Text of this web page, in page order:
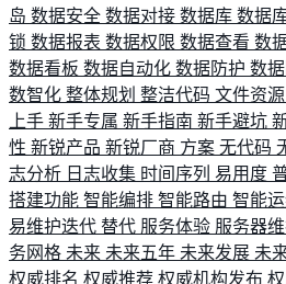
岛 数据安全 数据对接 数据库 数据
锁 数据报表 数据权限 数据查看 数
数据看板 数据自动化 数据防护 数
数智化 整体规划 整洁代码 文件资源
上手 新手专属 新手指南 新手避坑
性 新锐产品 新锐厂商 方案 无代码
志分析 日志收集 时间序列 易用度
搭建功能 智能编排 智能路由 智能
易维护迭代 替代 服务体验 服务器
务网格 未来 未来五年 未来发展 未
权威排名 权威推荐 权威机构发布